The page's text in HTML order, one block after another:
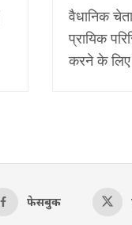
वैधानिक
प्रायिक
करने के लिए
फेसबुक